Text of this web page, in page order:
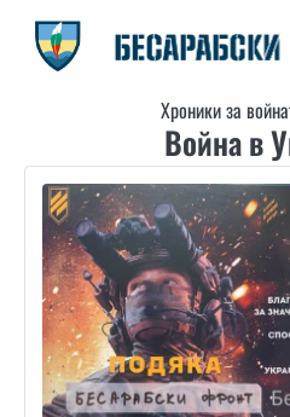
content
Хроники за
Война в